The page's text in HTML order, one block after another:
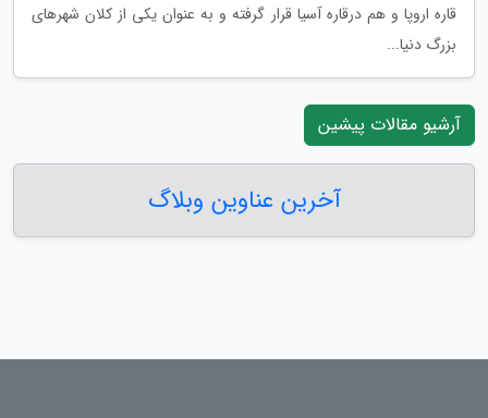
قاره اروپا و هم درقاره آسیا قرار گرفته و به عنوان یکی از کلان شهرهای
بزرگ دنیا...
آرشیو مقالات پیشین
آخرین عناوین وبلاگ